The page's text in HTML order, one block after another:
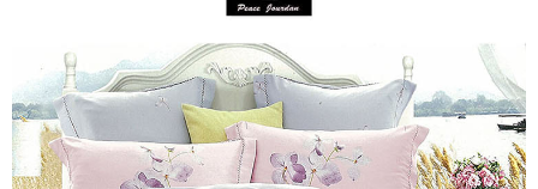
是否繳費成功／繳費後需取消欲退款等相關疑問，請聯繫「AFTEE先享後付
【注意事項】
１．透過由恩沛科技股份有限公司提供之「AFTEE先享後付」服務完成之交
易，需依本服務之必要範圍內提供個人資料，並將交易相關給付款項請求債
權轉讓予恩沛科技股份有限公司。
２．關於個人資料處理事宜，請瀏覽以下網址：
https://aftee.tw/terms/#terms3